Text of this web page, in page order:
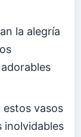
la alegría
estos vasos
inolvidables